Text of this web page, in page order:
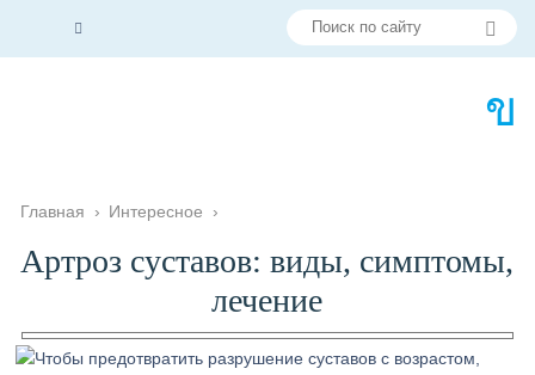
Главная › Интересное ›
Артроз суставов: виды, симптомы,
лечение